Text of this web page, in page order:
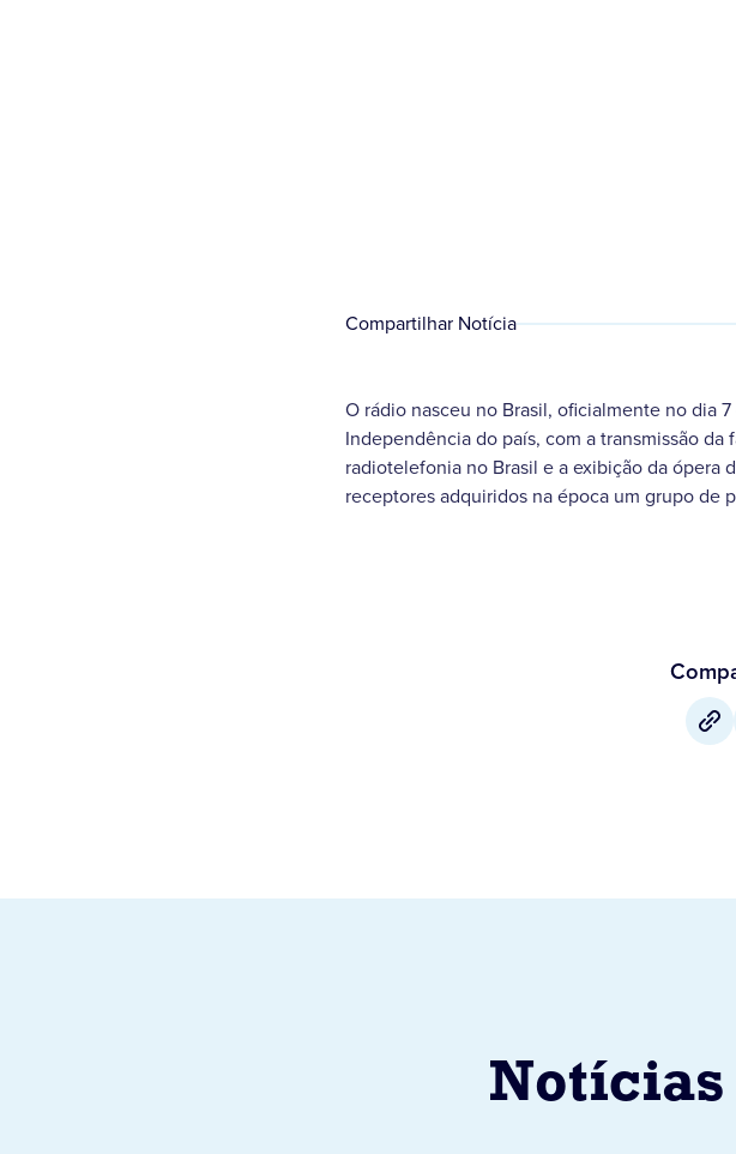
Compartilhar Notícia
O rádio nasceu no Brasil, oficialmente no dia
Independência do país, com a transmissão
radiotelefonia no Brasil e a exibição da ópera
receptores adquiridos na época um grupo de
Notícias